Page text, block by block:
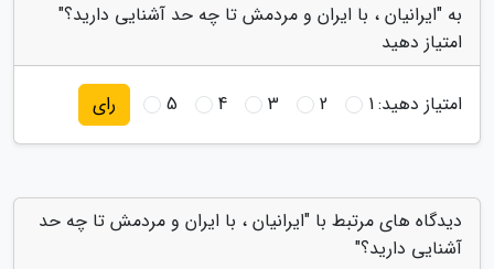
به "ایرانیان ، با ایران و مردمش تا چه حد آشنایی دارید؟"
امتیاز دهید
امتیاز دهید:1
2
3
4
5 رای
دیدگاه های مرتبط با "ایرانیان ، با ایران و مردمش تا چه حد
آشنایی دارید؟"